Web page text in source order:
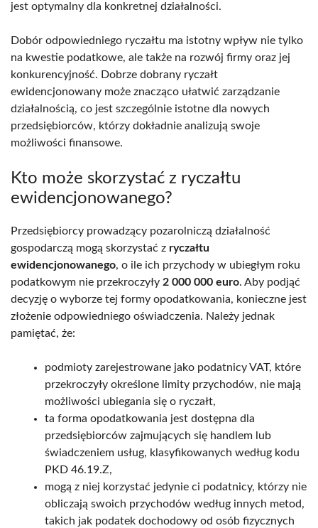
jest optymalny dla konkretnej działalności.
Dobór odpowiedniego ryczałtu ma istotny wpływ nie tylko
na kwestie podatkowe, ale także na rozwój firmy oraz jej
konkurencyjność. Dobrze dobrany ryczałt
ewidencjonowany może znacząco ułatwić zarządzanie
działalnością, co jest szczególnie istotne dla nowych
przedsiębiorców, którzy dokładnie analizują swoje
możliwości finansowe.
Kto może skorzystać z ryczałtu
ewidencjonowanego?
Przedsiębiorcy prowadzący pozarolniczą działalność
gospodarczą mogą skorzystać z ryczałtu
ewidencjonowanego, o ile ich przychody w ubiegłym roku
podatkowym nie przekroczyły 2 000 000 euro. Aby podjąć
decyzję o wyborze tej formy opodatkowania, konieczne jest
złożenie odpowiedniego oświadczenia. Należy jednak
pamiętać, że:
podmioty zarejestrowane jako podatnicy VAT, które
przekroczyły określone limity przychodów, nie mają
możliwości ubiegania się o ryczałt,
ta forma opodatkowania jest dostępna dla
przedsiębiorców zajmujących się handlem lub
świadczeniem usług, klasyfikowanych według kodu
PKD 46.19.Z,
mogą z niej korzystać jedynie ci podatnicy, którzy nie
obliczają swoich przychodów według innych metod,
takich jak podatek dochodowy od osób fizycznych